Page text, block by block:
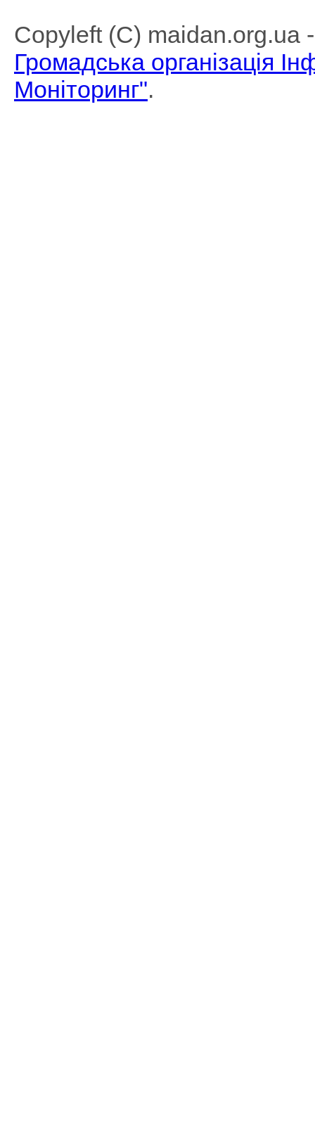
Copyleft (C) maidan.org.ua
Громадська організація
Моніторинг".